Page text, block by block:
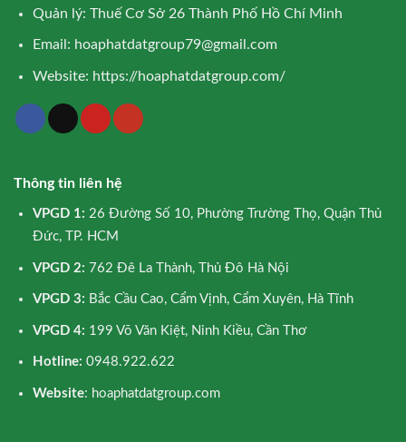
Quản lý: Thuế Cơ Sở 26 Thành Phố Hồ Chí Minh
Email: hoaphatdatgroup79@gmail.com
Website: https://hoaphatdatgroup.com/
Thông tin liên hệ
VPGD 1: 26 Đường Số 10, Phường Trường Thọ, Quận Thủ
Đức, TP. HCM
VPGD 2: 762 Đê La Thành, Thủ Đô Hà Nội
VPGD 3: Bắc Cầu Cao, Cẩm Vịnh, Cẩm Xuyên, Hà Tĩnh
VPGD 4: 199 Võ Văn Kiệt, Ninh Kiều, Cần Thơ
Hotline: 0948.922.622
Website: hoaphatdatgroup.com